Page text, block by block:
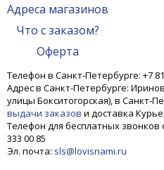
Бактейл CWC Miuras
цвет:
5
-23%
Адреса магазинов
Что с заказом?
Оферта
Телефон в Санкт-Петербурге: +7
Адрес в Санкт-Петербурге:
улицы Бокситогорская), в Санкт-
выдачи заказов и доставка
Телефон для бесплатных
333 00 85
Эл. почта: sls@lovisnami.ru